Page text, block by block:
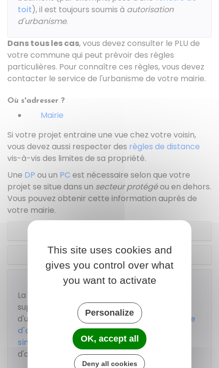
toit), il est toujours soumis à autorisation
d'urbanisme.
Dans tous les cas, vous devez consulter le PLU de
votre commune qui peut prévoir des règles
particulières. Pour connaître ces règles, vous devez
contacter le service de l'urbanisme de votre mairie.
Où s'adresser ?
Mairie
Si votre projet entraine une vue chez votre voisin,
vous devez aussi respecter des règles de distance
vis-à-vis des limites de sa propriété.
Une DP ou un PC est nécessaire selon que votre
projet se situe dans un secteur protégéou en dehors.
Vous pouvez obtenir cette information auprès de
votre mairie.
Secteur protégé
La création d'une mezzanine ou d'un étage
supplémentaire soumise à autorisation
d'urbanisme engendre le paiement d'une
taxe
d'aménagement. Vous pouvez faire une
simulation du montantde votre taxe
d'aménagement.
This site uses cookies and
gives you control over what
you want to activate
Personalize
OK, accept all
Deny all cookies